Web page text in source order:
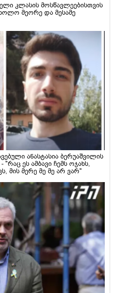
კლასის მოსწავლეებისთვის
მეორე და მესამე
ანასტასია ბერუაშვილის
ეს ამბავი ჩემს ოჯახს,
მის მერე მე მე არ ვარ"